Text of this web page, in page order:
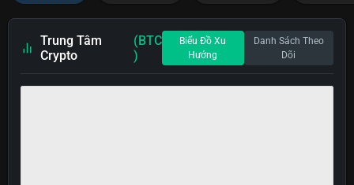
Trung Tâm
Crypto
(BTC
)
Biểu Đồ Xu
Hướng
Danh Sách Theo
Dõi